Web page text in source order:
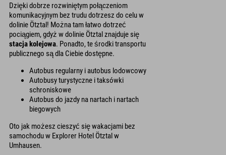
Dzięki dobrze rozwiniętym połączeniom
komunikacyjnym bez trudu dotrzesz do celu w
dolinie Ötztal! Można tam łatwo dotrzeć
pociągiem, gdyż w dolinie Ötztal znajduje się
stacja kolejowa. Ponadto, te środki transportu
publicznego są dla Ciebie dostępne.
Autobus regularny i autobus lodowcowy
Autobusy turystyczne i taksówki
schroniskowe
Autobus do jazdy na nartach i nartach
biegowych
Oto jak możesz cieszyć się wakacjami bez
samochodu w Explorer Hotel Ötztal w
Umhausen.